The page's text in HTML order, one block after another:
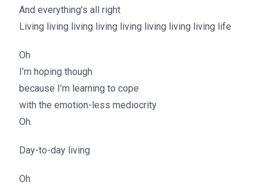
And everything’s all right
Living living living living living living living living life
Oh
I’m hoping though
because I’m learning to cope
with the emotion-less mediocrity
Oh.
Day-to-day living
Oh